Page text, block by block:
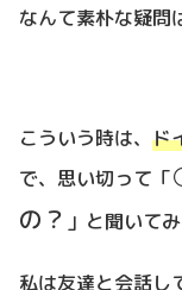
なんて素朴な疑問
こういう時は、 ド
で、思い切って「
の？ 」と聞いて
私は友達と会話し